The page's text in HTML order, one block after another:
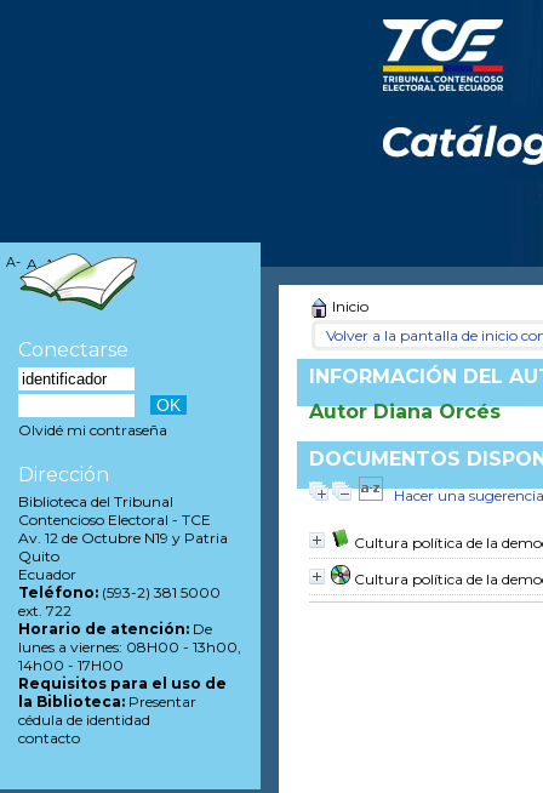
Inicio
Volver a la pantalla de inicio
INFORMACIÓN DEL
Autor Diana Orcés
DOCUMENTOS
Hacer una sugerencia
Cultura política de la
Cultura política de la
A- A A+
Conectarse
Olvidé mi contraseña
Dirección
Biblioteca del Tribunal
Contencioso Electoral - TCE
Av. 12 de Octubre N19 y Patria
Quito
Ecuador
Teléfono: (593-2) 381 5000
ext. 722
Horario de atención: De
lunes a viernes: 08H00 - 13h00,
14h00 - 17H00
Requisitos para el uso de
la Biblioteca: Presentar
cédula de identidad
contacto